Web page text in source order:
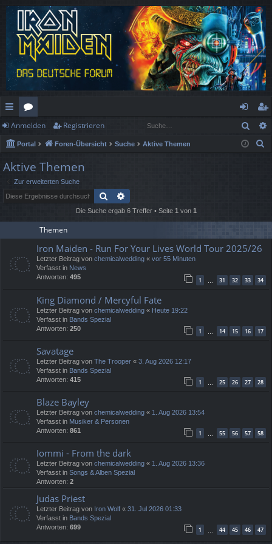
ch
ne
llz
or
en
n
m
eg
ist
Anmelden Registrieren
Portal Foren-Übersicht Suche Aktive Themen
Aktive Themen
Zur erweiterten Suche
Suche
Die Suche ergab 6 Treffer • Seite 1von 1
Themen
Iron Maiden - Run For Your Lives World Tour 2025/26
Letzter Beitrag von chemicalwedding « vor 55 Minuten
Verfasst in News
Antworten: 495 1 31 32 33 34
King Diamond / Mercyful Fate
Letzter Beitrag von chemicalwedding « Heute 19:22
Verfasst in Bands Spezial
Antworten: 250 1 14 15 16 17
Savatage
Letzter Beitrag von The Trooper « 3. Aug 2026 12:17
Verfasst in Bands Spezial
Antworten: 415 1 25 26 27 28
Blaze Bayley
Letzter Beitrag von chemicalwedding « 1. Aug 2026 13:54
Verfasst in Musiker & Personen
Antworten: 861 1 55 56 57 58
Iommi - From the dark
Letzter Beitrag von chemicalwedding « 1. Aug 2026 13:36
Verfasst in Songs & Alben Spezial
Antworten: 2
Judas Priest
Letzter Beitrag von Iron Wolf « 31. Jul 2026 01:33
Verfasst in Bands Spezial
Antworten: 699 1 44 45 46 47